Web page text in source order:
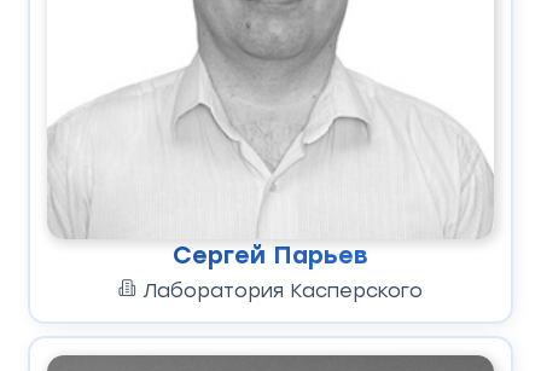
Сергей Парьев
Лаборатория Касперского